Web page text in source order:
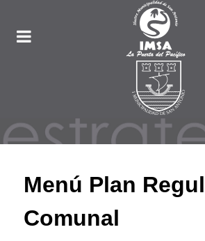
Menú Plan
Comunal